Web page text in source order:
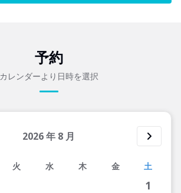
予約
カレンダーより日時を選択
2026年 8 月
火 水 木 金 土
1